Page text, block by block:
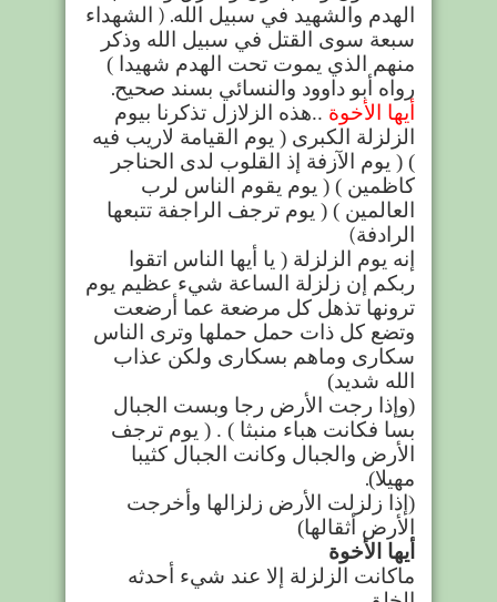
الهدم والشهيد في سبيل الله) . الشهداء
سبعة سوى القتل في سبيل الله وذكر
منهم الذي يموت تحت الهدم شهيدا )
رواه أبو داوود والنسائي بسند صحيح.
أيها الأخوة ..هذه الزلازل تذكرنا بيوم
الزلزلة الكبرى ( يوم القيامة لاريب فيه
) ( يوم الآزفة إذ القلوب لدى الحناجر
كاظمين ) ( يوم يقوم الناس لرب
العالمين ) ( يوم ترجف الراجفة تتبعها
الرادفة(
إنه يوم الزلزلة ( يا أيها الناس اتقوا
ربكم إن زلزلة الساعة شيء عظيم يوم
ترونها تذهل كل مرضعة عما أرضعت
وتضع كل ذات حمل حملها وترى الناس
سكارى وماهم بسكارى ولكن عذاب
الله شديد)
(وإذا رجت الأرض رجا وبست الجبال
بسا فكانت هباء منبثا ) . ( يوم ترجف
الأرض والجبال وكانت الجبال كثيبا
مهيلا)
.
( إذا زلزلت الأرض زلزالها وأخرجت
الأرض أثقالها)
أيها الأخوة
ماكانت الزلزلة إلا عند شيء أحدثه